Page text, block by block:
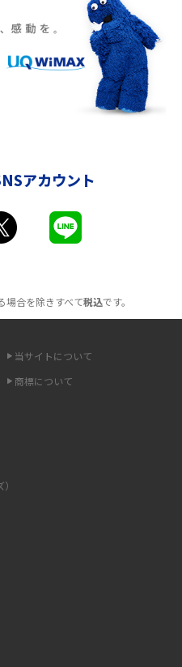
とは？選び方や向いている方の特
スメの選び方は？メリット・デメリ
リット・デメリットを解説
ット・デメリットや選び方を解説
選び方や通信費を抑える方法も紹
おススメする方の特徴や選び方を
る？すぐに使うための方法や注意
ルーター・ホームゲートウェイと
ギガが足りない時の対処法を紹介
と注意点、規格の種類も解説
アカウント
場合を除きすべて税込です。
当サイトについて
商標について